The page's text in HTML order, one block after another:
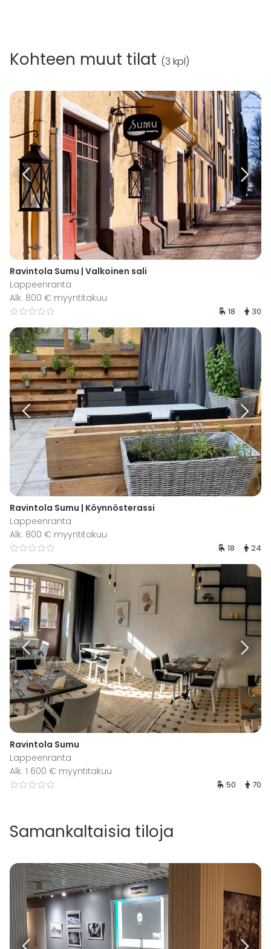
Kohteen muut tilat (3 kpl)
Ravintola Sumu | Valkoinen sali
Lappeenranta
Alk. 800 € myyntitakuu
18 30
Ravintola Sumu | Köynnösterassi
Lappeenranta
Alk. 800 € myyntitakuu
18 24
Ravintola Sumu
Lappeenranta
Alk. 1 600 € myyntitakuu
50 70
Samankaltaisia tiloja